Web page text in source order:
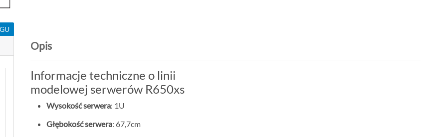
Opis
Informacje techniczne o linii
modelowej serwerów R650xs
Wysokość serwera: 1U
Głębokość serwera: 67,7cm